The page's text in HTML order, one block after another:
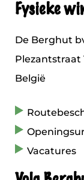
Fysieke
De Berghut
Plezantstraat
België
Vacatures